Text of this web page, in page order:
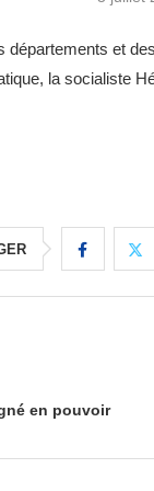
départements et
la socialiste
en pouvoir